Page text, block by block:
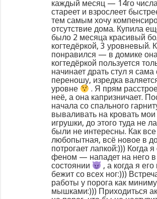
каждый месяц — 14го
стареет и взрослеет
тем самым хочу
отсутствие дома. Купила
было 2 месяца красивый
когтедёркой, 3 уровневый.
понравился — в домике
когтедёркой пользуется
начинает драть стул я сама
переношу, изредка
уровне
. Я прям
неё, а она капризничает.
начала со спального
вываливать на кровать мои
игрушки, до этого туда не
были не интересны. Как
любопытная, всё новое в
потрогает лапкой:))) Когда
феном — нападет на него
состоянии
, а когда я
бежит со всех ног:)))
работы у порога как
мышками:))) Приходиться